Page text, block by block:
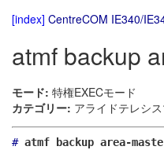
[index] CentreCOM IE340/
atmf backup
モード: 特権EXECモード
カテゴリー: アライドテレシ
# atmf backup area-